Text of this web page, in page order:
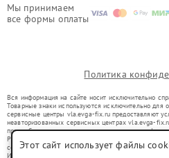
Мы принимаем
все формы оплаты
Политика
Вся информация на сайте носит исключительно
Товарные знаки используются исключительно для
сервисные центры vla.evga-fix.ru предоставляют
неавторизованных сервисных центрах vla.evga-
правообладателями товарных знаков или их
Ремонт осуществляется для устройств, уже
со статьей 1487 ГК РФ.
Использование товарных знаков не преследует
Этот сайт использует файлы